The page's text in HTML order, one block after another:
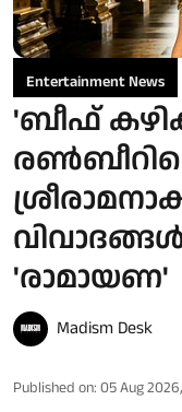
Entertainment News
'ബീഫ്
'രാമായണ'
Madism Desk
Published on: 05 Aug